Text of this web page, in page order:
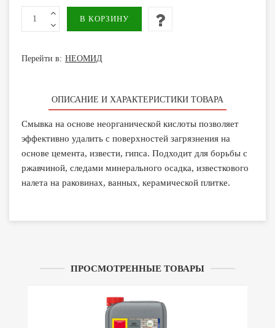
Перейти в: НЕОМИД
ОПИСАНИЕ И ХАРАКТЕРИСТИКИ ТОВАРА
Смывка на основе неорганической кислоты позволяет
эффективно удалить с поверхностей загрязнения на
основе цемента, извести, гипса. Подходит для борьбы с
ржавчиной, следами минерального осадка, известкового
налета на раковинах, ванных, керамической плитке.
ПРОСМОТРЕННЫЕ ТОВАРЫ